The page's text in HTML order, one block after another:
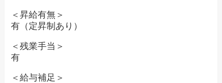
＜昇給有無＞
有（定昇制あり）
＜残業手当＞
有
＜給与補足＞